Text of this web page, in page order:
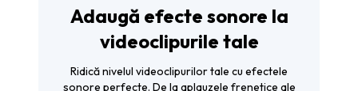
Adaugă efecte sonore la
videoclipurile tale
Ridică nivelul videoclipurilor tale cu efectele
sonore perfecte. De la aplauzele frenetice ale